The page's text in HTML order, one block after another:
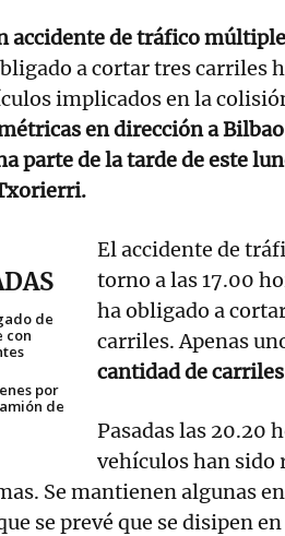
accidente de tráfico
a cortar tres carriles
implicados en la
en dirección a
parte de la tarde de este
de
con
por
de
El accidente de
torno a las 17.00
ha obligado a
carriles. Apenas
cantidad de
Pasadas las 20.20
vehículos han sido
Se mantienen algunas
se prevé que se disipen